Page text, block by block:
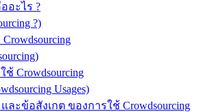
อะไร ?
?)
Crowdsourcing
Usages)
ละข้อสังเกต ของการใช้ Crowdsourcing